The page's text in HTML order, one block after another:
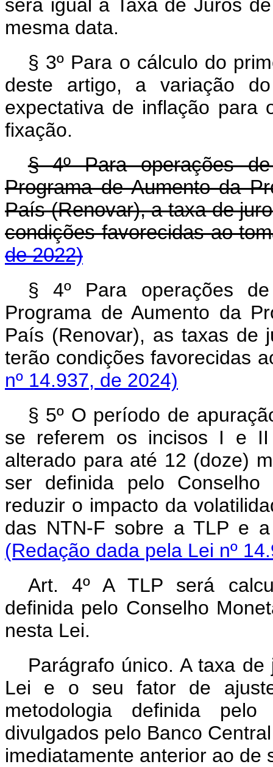
será igual à Taxa de Juros
mesma data.
§ 3º Para o cálculo do
deste artigo, a variação
expectativa de inflação para
fixação.
§ 4º Para operações
Programa de Aumento da
País (Renovar), a taxa de
condições favorecidas ao
de 2022)
§ 4º Para operações
Programa de Aumento da
País (Renovar), as taxas de
terão condições favorecidas
nº 14.937, de 2024)
§ 5º O período de
se referem os incisos I e
alterado para até 12 (doze)
ser definida pelo
reduzir o impacto da
das NTN-F sobre a TLP e
(Redação dada pela Lei nº
Art. 4º A TLP será
definida pelo Conselho
nesta Lei.
Parágrafo único. A taxa
Lei e o seu fator de
metodologia definida
divulgados pelo Banco
imediatamente anterior ao de